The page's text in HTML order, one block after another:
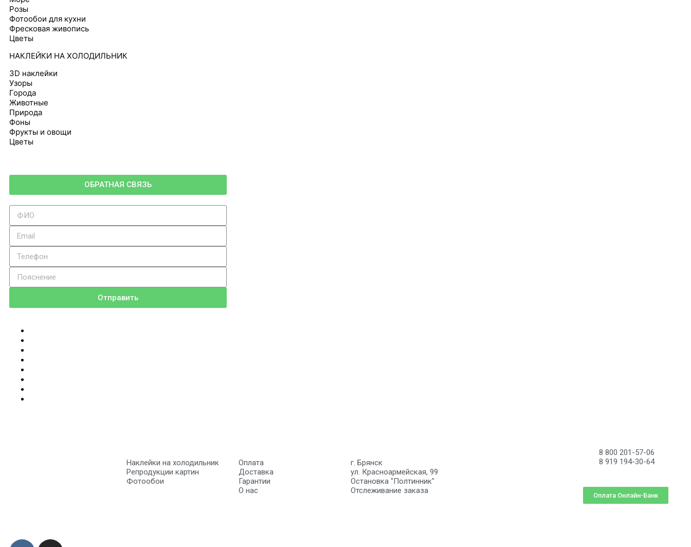
Розы
Фотообои для кухни
Фресковая живопись
Цветы
НАКЛЕЙКИ НА ХОЛОДИЛЬНИК
3D наклейки
Узоры
Города
Животные
Природа
Фоны
Фрукты и овощи
Цветы
ОБРАТНАЯ СВЯЗЬ
Отправить
Наклейки на холодильник
Репродукции картин
Фотообои
Оплата
Доставка
Гарантии
О нас
г. Брянск
ул. Красноармейская, 99
Остановка "Полтинник"
Отслеживание заказа
8 800 201-57-06
8 919 194-30-64
Оплата Онлайн-Банк